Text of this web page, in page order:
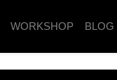
WORKSHOP BLOG